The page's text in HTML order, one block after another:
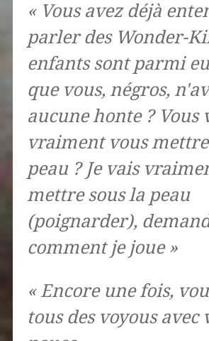
« Vous avez déjà
parler des Wonder-
enfants sont parmi
que vous, négros,
aucune honte ? Vous
vraiment vous
peau ? Je vais
mettre sous la peau
(poignarder),
comment je joue »
« Encore une fois,
tous des voyous avec